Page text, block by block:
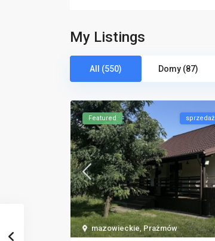
My Listings
All (550) Domy (87)
mazowieckie, Prażmów
Featured sprzedaż